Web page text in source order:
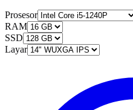
Prosesor
RAM
SSD
Layar